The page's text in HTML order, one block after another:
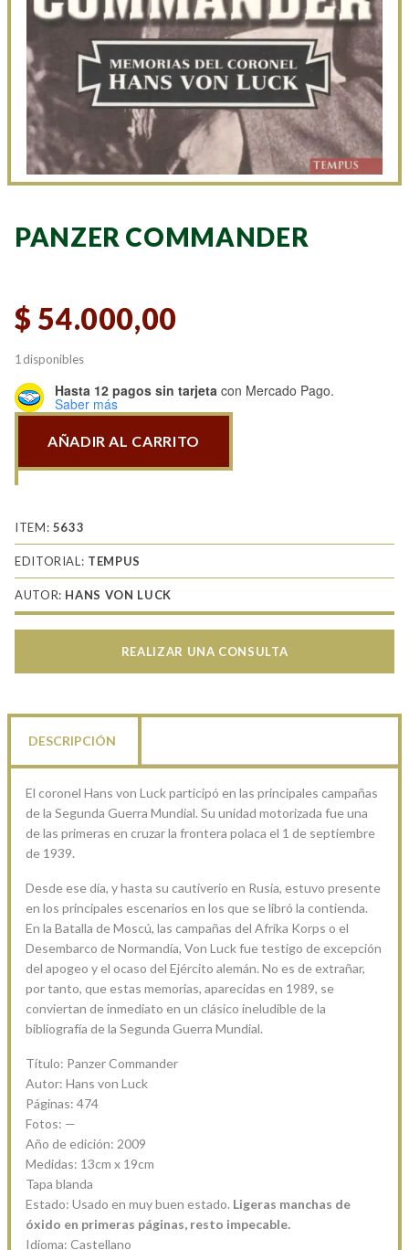
PANZER COMMANDER
$ 54.000,00
1 disponibles
Hasta 12 pagos sin tarjeta con Mercado Pago.
Saber más
commander
AÑADIR AL CARRITO
ITEM: 5633
EDITORIAL: TEMPUS
AUTOR: HANS VON LUCK
REALIZAR UNA CONSULTA
DESCRIPCIÓN
El coronel Hans von Luck participó en las principales campañas
de la Segunda Guerra Mundial. Su unidad motorizada fue una
de las primeras en cruzar la frontera polaca el 1 de septiembre
de 1939.
Desde ese día, y hasta su cautiverio en Rusia, estuvo presente
en los principales escenarios en los que se libró la contienda.
En la Batalla de Moscú, las campañas del Afrika Korps o el
Desembarco de Normandía, Von Luck fue testigo de excepción
del apogeo y el ocaso del Ejército alemán. No es de extrañar,
por tanto, que estas memorias, aparecidas en 1989, se
conviertan de inmediato en un clásico ineludible de la
bibliografía de la Segunda Guerra Mundial.
Título: Panzer Commander
Autor: Hans von Luck
Páginas: 474
Fotos: —
Año de edición: 2009
Medidas: 13cm x 19cm
Tapa blanda
Estado: Usado en muy buen estado. Ligeras manchas de
óxido en primeras páginas, resto impecable.
Idioma: Castellano